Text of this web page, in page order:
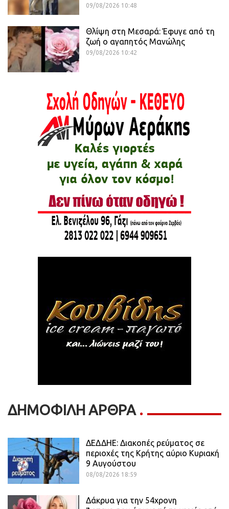
09/08/2026 10:48
Θλίψη στη Μεσαρά: Έφυγε από τη
ζωή ο αγαπητός Μανώλης
09/08/2026 10:42
ΔΗΜΟΦΙΛΗ ΑΡΘΡΑ
ΔΕΔΔΗΕ: Διακοπές ρεύματος σε
περιοχές της Κρήτης αύριο Κυριακή
9 Αυγούστου
08/08/2026 18:59
Δάκρυα για την 54χρονη